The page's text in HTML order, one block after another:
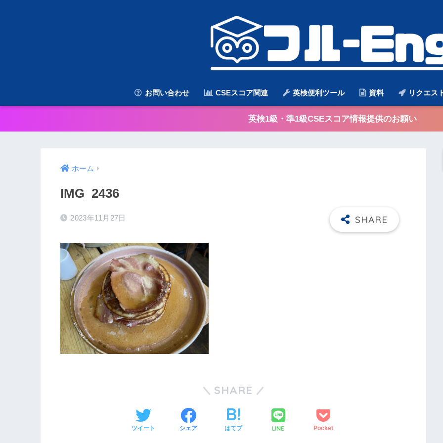
お問い合わせ CSEスコア関連 英検便利ツール 資料 リクエス
英検1級・準1級CSEスコア情報提供のお願い
ホーム
IMG_2436
2023年11月27日
SHARE
ツイート シェア はてブ LINE Pocket